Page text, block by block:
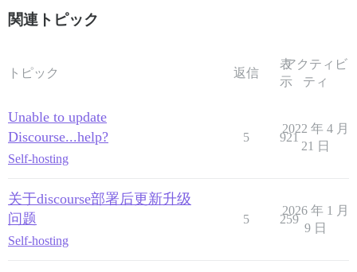
関連トピック
トピック 返信
表
示
アクティビ
ティ
Unable to update
Discourse...help?
Self-hosting
5 921
2022 年 4 月
21 日
关于discourse部署后更新升级
问题
Self-hosting
5 259
2026 年 1 月
9 日